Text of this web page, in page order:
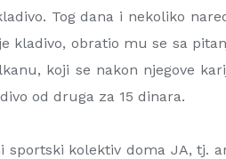
Tog dana i nekoliko
kladivo, obratio mu se sa
koji se nakon njegove
od druga za 15 dinara.
kolektiv doma JA, tj.